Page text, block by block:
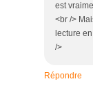
est
<br />
lecture
/>
Répondre